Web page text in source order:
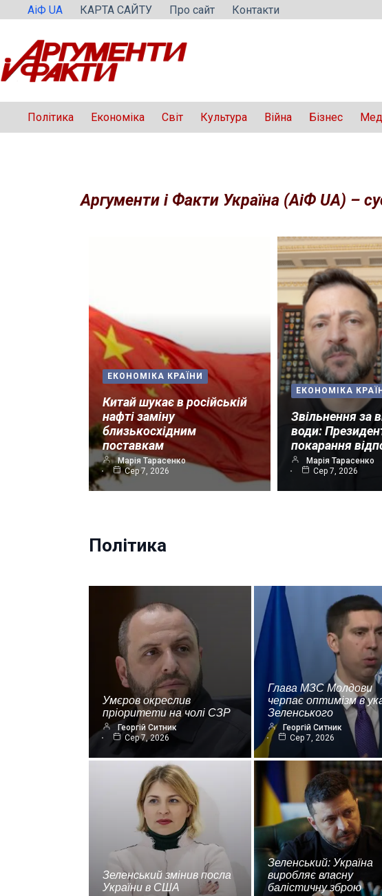
Перейти
вмісту
АіФ UA КАРТА САЙТУ Про сайт Контакти
Політика Економіка Світ Культура Війна Бізнес
Аргументи і Факти Україна (АіФ UA) –
ЕКОНОМІКА КРАЇНИ
Китай шукає в російській
нафті заміну
близькосхідним
поставкам
Марія Тарасенко
Сер 7, 2026
ЕКОНОМІКА
Звільнення за
води:
покарання
Марія Тарасенко
Сер 7, 2026
Політика
Умєров окреслив
пріоритети на чолі СЗР
Георгій Ситник
Сер 7, 2026
Глава МЗС Молдови
черпає оптимізм в
Зеленського
Георгій Ситник
Сер 7, 2026
Зеленський змінив посла
України в США
Зеленський: Україна
виробляє власну
балістичну зброю